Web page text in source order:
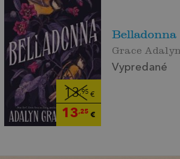
13,95€
13,25€
Belladonna
Grace Adalyn
Vypredané